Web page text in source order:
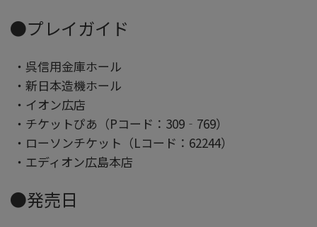
●プレイガイド
・呉信用金庫ホール
・新日本造機ホール
・イオン広店
・チケットぴあ（Pコード：309‐769）
・ローソンチケット（Lコード：62244）
・エディオン広島本店
●発売日